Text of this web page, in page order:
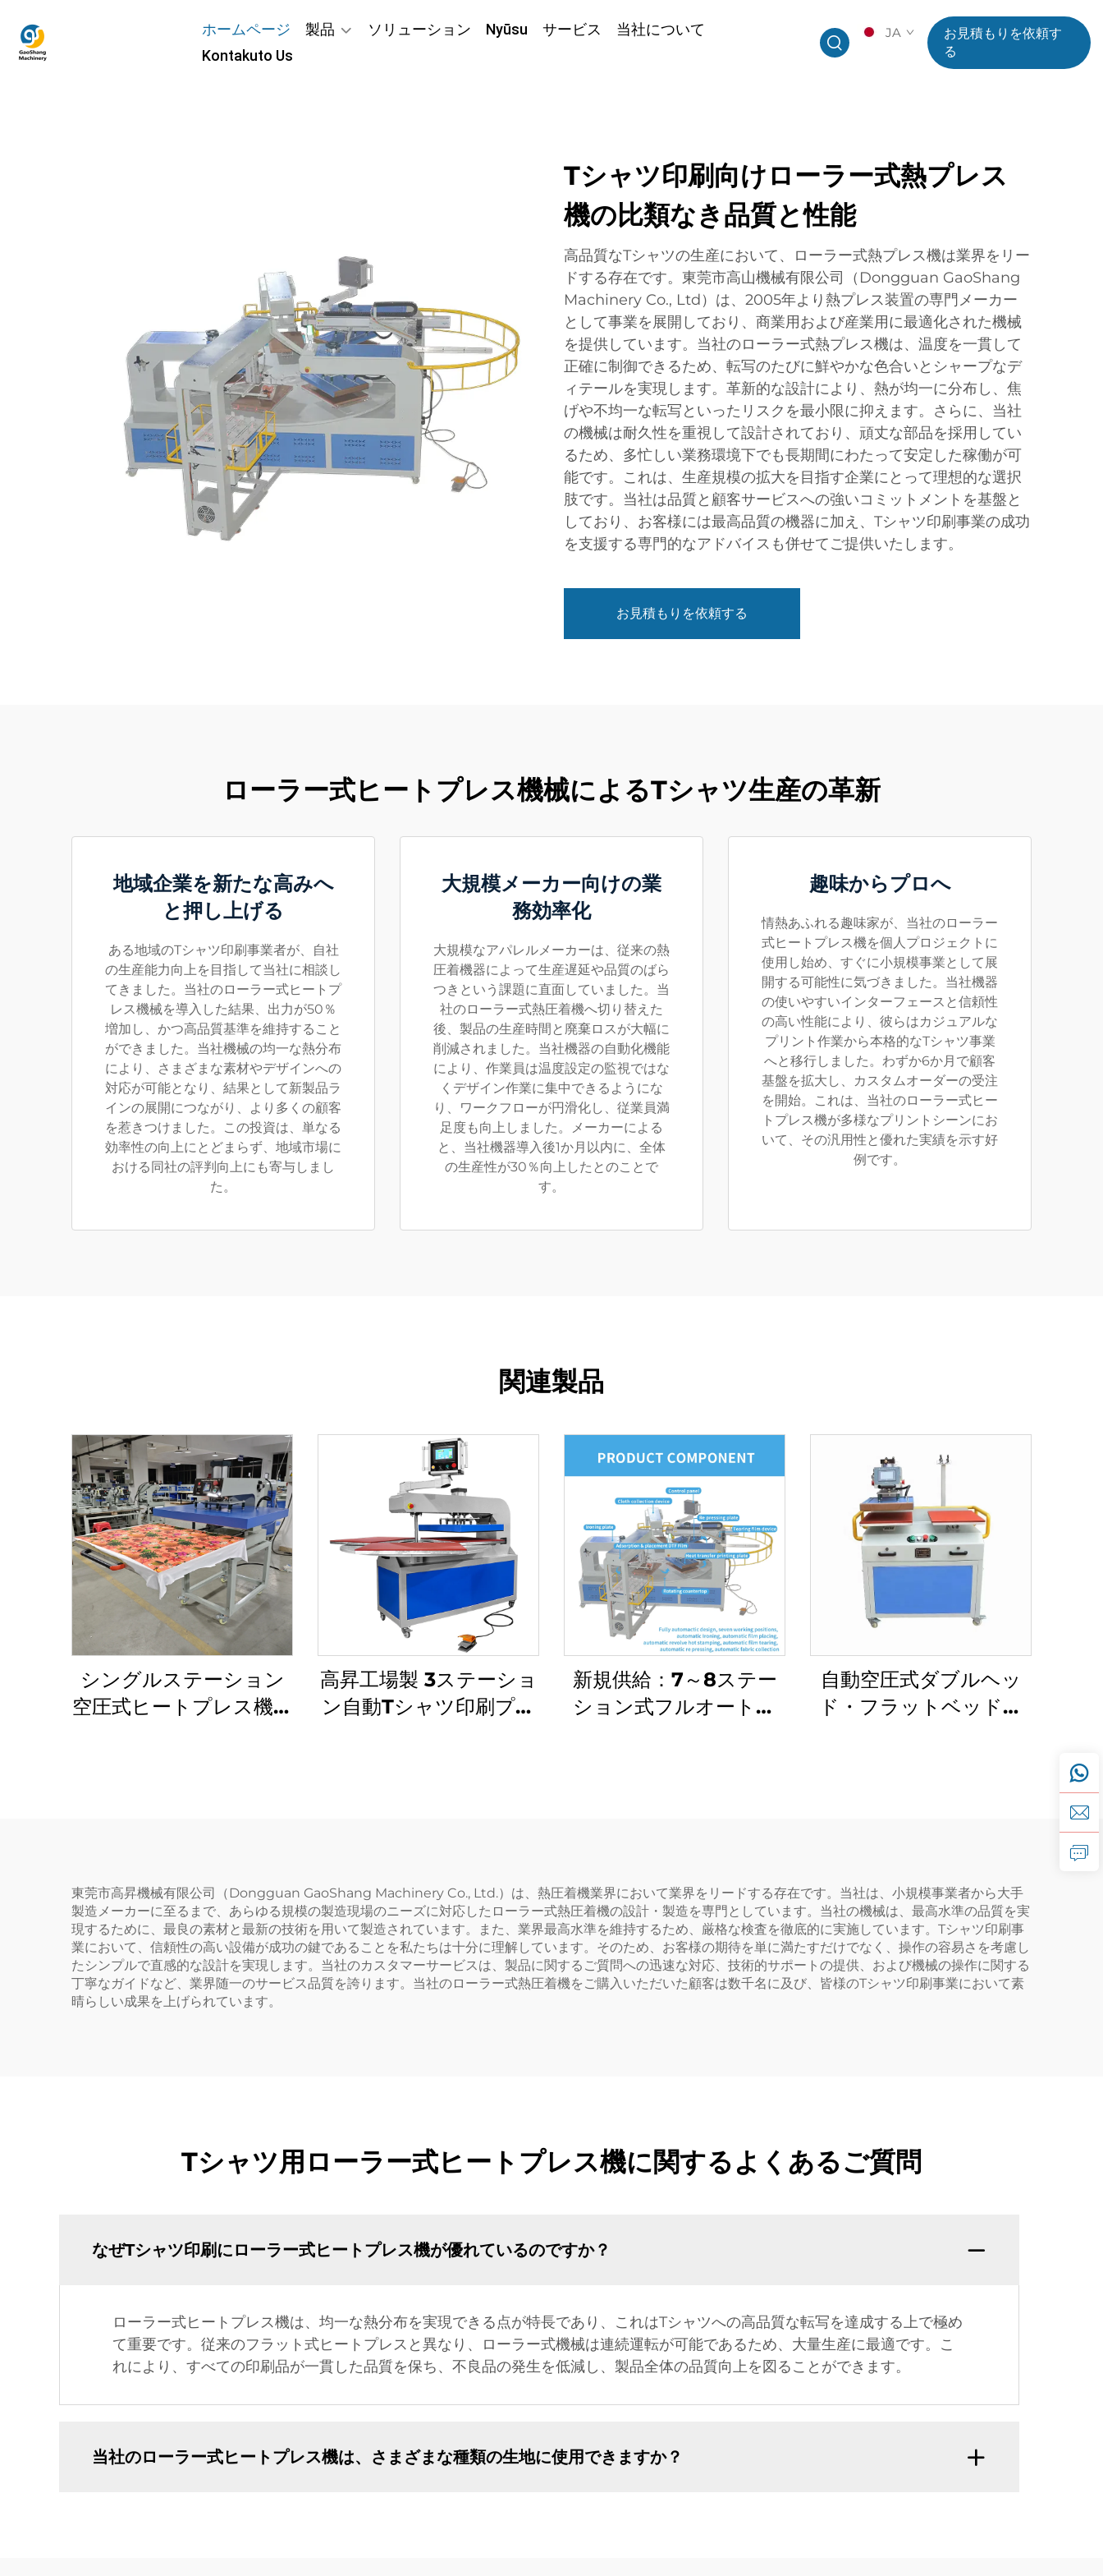
ホームページ 製品 ソリューション Nyūsu サービス
当社について
Kontakuto Us
JA
お見積もりを依頼す
る
Tシャツ印刷向けローラー式熱プレス
機の比類なき品質と性能
高品質なTシャツの生産において、ローラー式熱プレス機は業界をリー
ドする存在です。東莞市高山機械有限公司（Dongguan GaoShang
Machinery Co., Ltd）は、2005年より熱プレス装置の専門メーカー
として事業を展開しており、商業用および産業用に最適化された機械
を提供しています。当社のローラー式熱プレス機は、温度を一貫して
正確に制御できるため、転写のたびに鮮やかな色合いとシャープなデ
ィテールを実現します。革新的な設計により、熱が均一に分布し、焦
げや不均一な転写といったリスクを最小限に抑えます。さらに、当社
の機械は耐久性を重視して設計されており、頑丈な部品を採用してい
るため、多忙しい業務環境下でも長期間にわたって安定した稼働が可
能です。これは、生産規模の拡大を目指す企業にとって理想的な選択
肢です。当社は品質と顧客サービスへの強いコミットメントを基盤と
しており、お客様には最高品質の機器に加え、Tシャツ印刷事業の成功
を支援する専門的なアドバイスも併せてご提供いたします。
お見積もりを依頼する
ローラー式ヒートプレス機械によるTシャツ生産の革新
地域企業を新たな高みへ
と押し上げる
ある地域のTシャツ印刷事業者が、自社
の生産能力向上を目指して当社に相談し
てきました。当社のローラー式ヒートプ
レス機械を導入した結果、出力が50％
増加し、かつ高品質基準を維持すること
ができました。当社機械の均一な熱分布
により、さまざまな素材やデザインへの
対応が可能となり、結果として新製品ラ
インの展開につながり、より多くの顧客
を惹きつけました。この投資は、単なる
効率性の向上にとどまらず、地域市場に
おける同社の評判向上にも寄与しまし
た。
大規模メーカー向けの業
務効率化
大規模なアパレルメーカーは、従来の熱
圧着機器によって生産遅延や品質のばら
つきという課題に直面していました。当
社のローラー式熱圧着機へ切り替えた
後、製品の生産時間と廃棄ロスが大幅に
削減されました。当社機器の自動化機能
により、作業員は温度設定の監視ではな
くデザイン作業に集中できるようにな
り、ワークフローが円滑化し、従業員満
足度も向上しました。メーカーによる
と、当社機器導入後1か月以内に、全体
の生産性が30％向上したとのことで
す。
趣味からプロへ
情熱あふれる趣味家が、当社のローラー
式ヒートプレス機を個人プロジェクトに
使用し始め、すぐに小規模事業として展
開する可能性に気づきました。当社機器
の使いやすいインターフェースと信頼性
の高い性能により、彼らはカジュアルな
プリント作業から本格的なTシャツ事業
へと移行しました。わずか6か月で顧客
基盤を拡大し、カスタムオーダーの受注
を開始。これは、当社のローラー式ヒー
トプレス機が多様なプリントシーンにお
いて、その汎用性と優れた実績を示す好
例です。
関連製品
シングルステーション
空圧式ヒートプレス機｜
高昇工場製 3ステーショ
ン自動Tシャツ印刷プレ
新規供給：7～8ステー
ション式フルオートマ
自動空圧式ダブルヘッ
ド・フラットベッド型
東莞市高昇機械有限公司（Dongguan GaoShang Machinery Co., Ltd.）は、熱圧着機業界において業界をリードする存在です。当社は、小規模事業者から大手
製造メーカーに至るまで、あらゆる規模の製造現場のニーズに対応したローラー式熱圧着機の設計・製造を専門としています。当社の機械は、最高水準の品質を実
現するために、最良の素材と最新の技術を用いて製造されています。また、業界最高水準を維持するため、厳格な検査を徹底的に実施しています。Tシャツ印刷事
業において、信頼性の高い設備が成功の鍵であることを私たちは十分に理解しています。そのため、お客様の期待を単に満たすだけでなく、操作の容易さを考慮し
たシンプルで直感的な設計を実現します。当社のカスタマーサービスは、製品に関するご質問への迅速な対応、技術的サポートの提供、および機械の操作に関する
丁寧なガイドなど、業界随一のサービス品質を誇ります。当社のローラー式熱圧着機をご購入いただいた顧客は数千名に及び、皆様のTシャツ印刷事業において素
晴らしい成果を上げられています。
Tシャツ用ローラー式ヒートプレス機に関するよくあるご質問
なぜTシャツ印刷にローラー式ヒートプレス機が優れているのですか？
ローラー式ヒートプレス機は、均一な熱分布を実現できる点が特長であり、これはTシャツへの高品質な転写を達成する上で極め
て重要です。従来のフラット式ヒートプレスと異なり、ローラー式機械は連続運転が可能であるため、大量生産に最適です。こ
れにより、すべての印刷品が一貫した品質を保ち、不良品の発生を低減し、製品全体の品質向上を図ることができます。
当社のローラー式ヒートプレス機は、さまざまな種類の生地に使用できますか？